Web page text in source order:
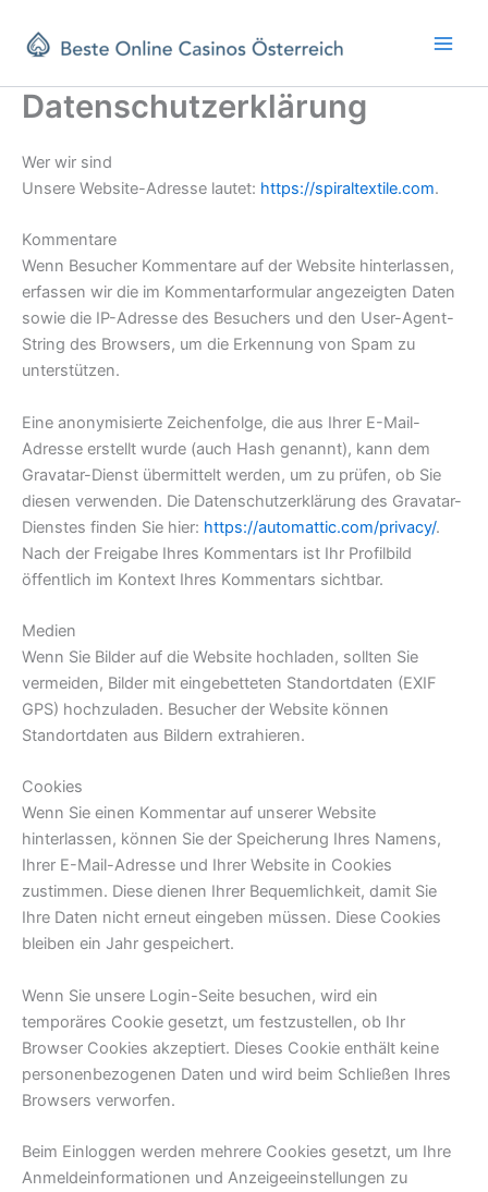
Datenschutzerklärung
Wer wir sind
Unsere Website-Adresse lautet: https://spiraltextile.com.
Kommentare
Wenn Besucher Kommentare auf der Website hinterlassen,
erfassen wir die im Kommentarformular angezeigten Daten
sowie die IP-Adresse des Besuchers und den User-Agent-
String des Browsers, um die Erkennung von Spam zu
unterstützen.
Eine anonymisierte Zeichenfolge, die aus Ihrer E-Mail-
Adresse erstellt wurde (auch Hash genannt), kann dem
Gravatar-Dienst übermittelt werden, um zu prüfen, ob Sie
diesen verwenden. Die Datenschutzerklärung des Gravatar-
Dienstes finden Sie hier: https://automattic.com/privacy/.
Nach der Freigabe Ihres Kommentars ist Ihr Profilbild
öffentlich im Kontext Ihres Kommentars sichtbar.
Medien
Wenn Sie Bilder auf die Website hochladen, sollten Sie
vermeiden, Bilder mit eingebetteten Standortdaten (EXIF
GPS) hochzuladen. Besucher der Website können
Standortdaten aus Bildern extrahieren.
Cookies
Wenn Sie einen Kommentar auf unserer Website
hinterlassen, können Sie der Speicherung Ihres Namens,
Ihrer E-Mail-Adresse und Ihrer Website in Cookies
zustimmen. Diese dienen Ihrer Bequemlichkeit, damit Sie
Ihre Daten nicht erneut eingeben müssen. Diese Cookies
bleiben ein Jahr gespeichert.
Wenn Sie unsere Login-Seite besuchen, wird ein
temporäres Cookie gesetzt, um festzustellen, ob Ihr
Browser Cookies akzeptiert. Dieses Cookie enthält keine
personenbezogenen Daten und wird beim Schließen Ihres
Browsers verworfen.
Beim Einloggen werden mehrere Cookies gesetzt, um Ihre
Anmeldeinformationen und Anzeigeeinstellungen zu